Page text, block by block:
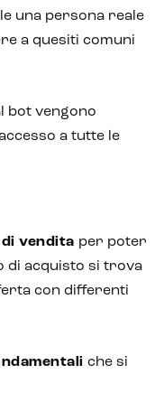
una persona reale
a quesiti comuni
bot vengono
a tutte le
di vendita per poter
di acquisto si trova
con differenti
che si